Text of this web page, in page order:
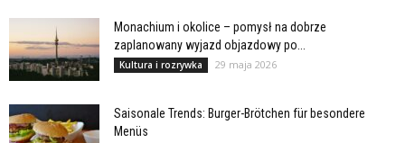
Monachium i okolice – pomysł na dobrze
zaplanowany wyjazd objazdowy po...
Kultura i rozrywka 29 maja 2026
Saisonale Trends: Burger-Brötchen für besondere
Menüs